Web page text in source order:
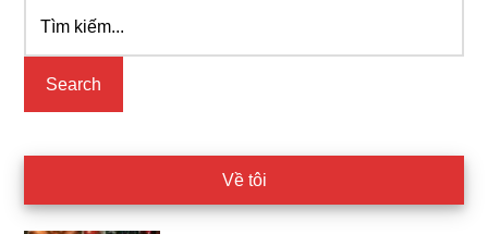
Primary
Sidebar
kiếm...
Về tôi